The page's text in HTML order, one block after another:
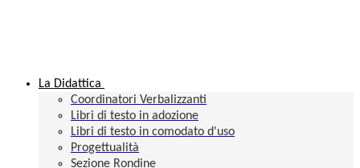
La Didattica
Coordinatori Verbalizzanti
Libri di testo in adozione
Libri di testo in comodato d'uso
Progettualità
Sezione Rondine